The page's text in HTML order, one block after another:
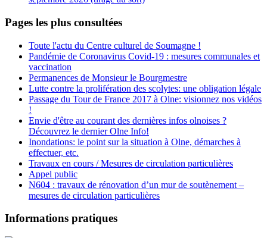
Pages les plus consultées
Toute l'actu du Centre culturel de Soumagne !
Pandémie de Coronavirus Covid-19 : mesures communales et
vaccination
Permanences de Monsieur le Bourgmestre
Lutte contre la prolifération des scolytes: une obligation légale
Passage du Tour de France 2017 à Olne: visionnez nos vidéos
!
Envie d'être au courant des dernières infos olnoises ?
Découvrez le dernier Olne Info!
Inondations: le point sur la situation à Olne, démarches à
effectuer, etc.
Travaux en cours / Mesures de circulation particulières
Appel public
N604 : travaux de rénovation d’un mur de soutènement –
mesures de circulation particulières
Informations pratiques